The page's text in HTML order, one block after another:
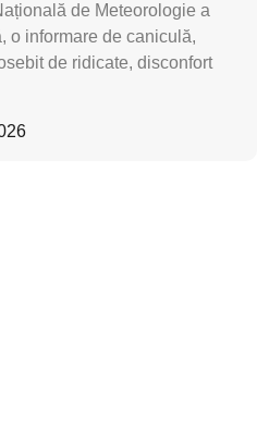
de Meteorologie a
o informare de caniculă,
de ridicate, disconfort